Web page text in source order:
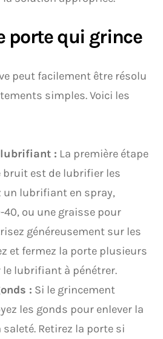
porte qui grince
peut facilement être résolu
simples. Voici les
: La première étape
bruit est de lubrifier les
un lubrifiant en spray,
40, ou une graisse pour
généreusement sur les
et fermez la porte plusieurs
lubrifiant à pénétrer.
: Si le grincement
les gonds pour enlever la
Retirez la porte si